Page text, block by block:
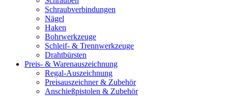
Schraubverbindungen
Nägel
Haken
Bohrwerkzeuge
Schleif- & Trennwerkzeuge
Drahtbürsten
Preis- & Warenauszeichnung
Regal-Auszeichnung
Preisauszeichner & Zubehör
Anschießpistolen & Zubehör